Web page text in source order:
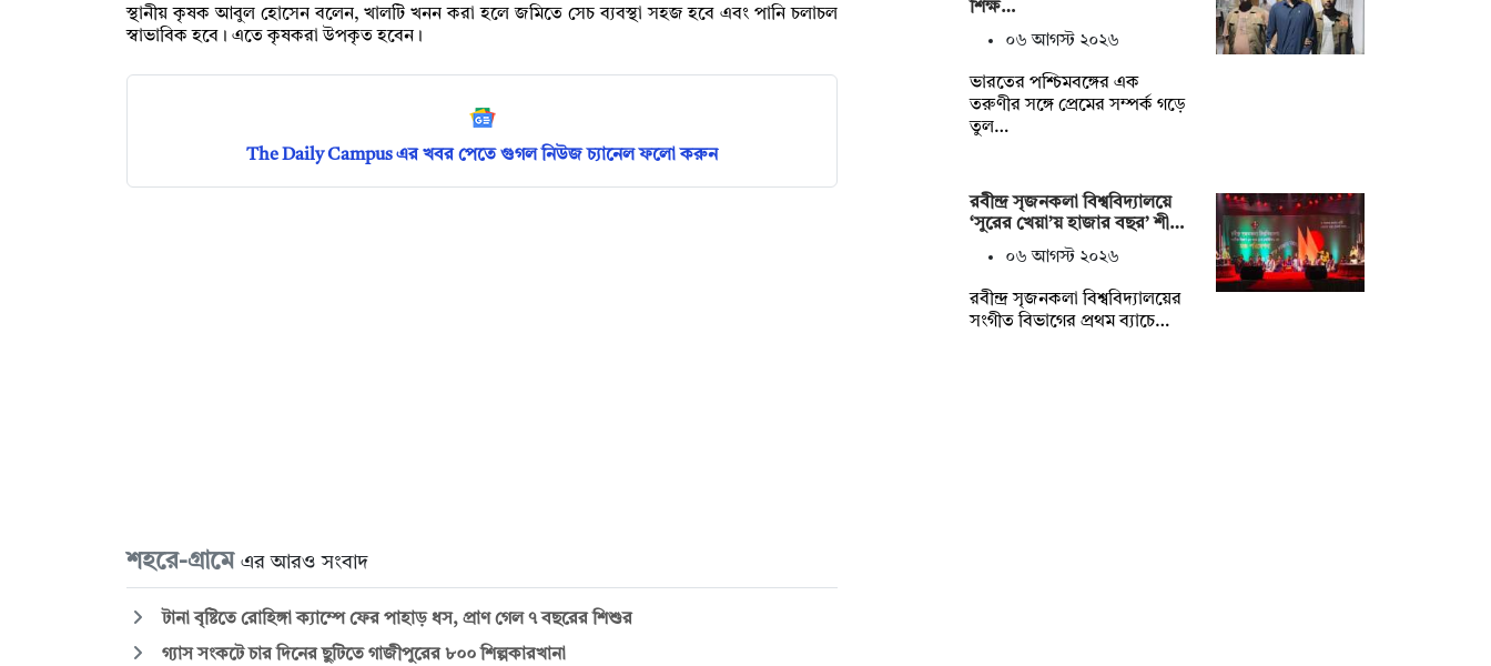
স্থানীয় কৃষক আবুল হোসেন বলেন, খালটি খনন করা হলে জমিতে সেচ ব্যবস্থা সহজ হবে এবং পানি চলাচল
স্বাভাবিক হবে। এতে কৃষকরা উপকৃত হবেন।
The Daily Campus এর খবর পেতে গুগল নিউজ চ্যানেল ফলো করুন
শহরে-গ্রামে এর আরও সংবাদ
টানা বৃষ্টিতে রোহিঙ্গা ক্যাম্পে ফের পাহাড় ধস, প্রাণ গেল ৭ বছরের শিশুর
গ্যাস সংকটে চার দিনের ছুটিতে গাজীপুরের ৮০০ শিল্পকারখানা
শিক্ষ…
০৬ আগস্ট ২০২৬
ভারতের পশ্চিমবঙ্গের এক
তরুণীর সঙ্গে প্রেমের সম্পর্ক গড়ে
তুল…
রবীন্দ্র সৃজনকলা বিশ্ববিদ্যালয়ে
‘সুরের খেয়া’য় হাজার বছর’ শী…
০৬ আগস্ট ২০২৬
রবীন্দ্র সৃজনকলা বিশ্ববিদ্যালয়ের
সংগীত বিভাগের প্রথম ব্যাচে…